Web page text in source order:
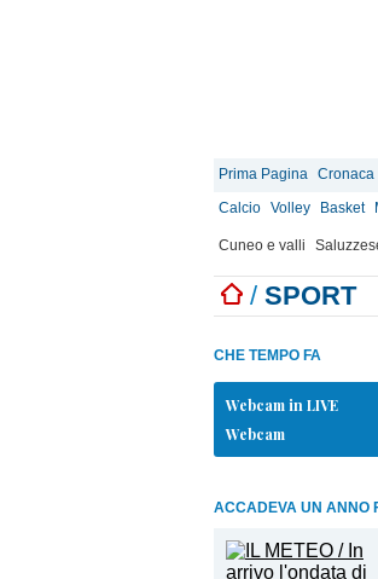
Prima Pagina Cronaca
Calcio Volley Basket
Cuneo e valli
/ SPORT
CHE TEMPO FA
Webcam in LIVE
Webcam
ACCADEVA UN ANNO